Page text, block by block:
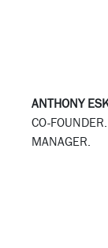
ANTHONY
CO-
MANAGER.